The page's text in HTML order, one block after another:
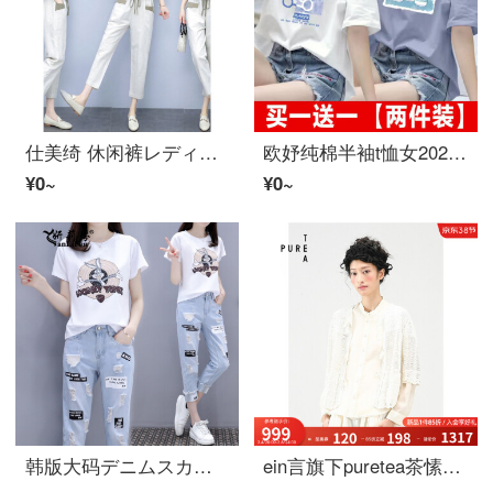
仕美绮 休闲裤レディースファッション套装2022年夏新着韩版宽松时尚洋气休闲女神范棉麻网红工装裤两件装运动ズボン女夏天 军绿色 L【建议100-115斤】
¥0~
欧妤纯棉半袖t恤女2022夏レディースファッション新着韩版宽松百搭显瘦休闲体恤女上衣打底衫 白色【蓝油画熊】+蓝色易拉罐 XL建议110-120斤
¥0~
韩版大码デニムスカートカジュアルファッション気质半袖プリント夏2枚セットスカート女性夏白T+浅色S
ein言旗下puretea茶愫白色五分长袖透かし开衫毛ニット2022夏新着レディスフィア暮白S